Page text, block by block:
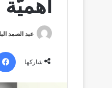
عبد الصمد
شاركها